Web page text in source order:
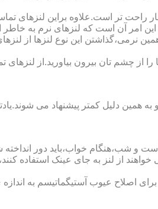
راحت تر است.علاوه براین لنزهای
این امر آن است که لنزهای نرم به
نرمی،گذاشتن این نوع لنزها از
چشم تان بیرون بیاورید.از لنزهای
دلیل کمتر پیشنهاد می
و شب،هنگام خواب،باید دور انداخته
از لنز به جای عینک استفاده
برای اصلاح عیوب آستیگماتیسم به